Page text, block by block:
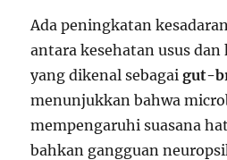
Ada peningkatan
antara kesehatan usus
yang dikenal sebagaigut-
menunjukkan bahwa
mempengaruhi suasana
bahkan gangguan